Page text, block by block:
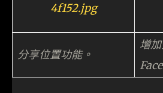
分享位置功能。
增